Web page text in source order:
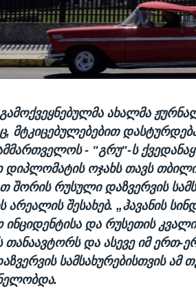
ახალმა
მტკიცებულებებით
- "გრუ"-ს
დიპლომატის ოჯახს თავს
შორის რუსული დაზვერვის
არეალის შესახებ.„ჰავანის
ინციდენტისა და რუსეთის
თანაავტორს და ასევე იმ ერთ-
სამსახურებისთვის ამ